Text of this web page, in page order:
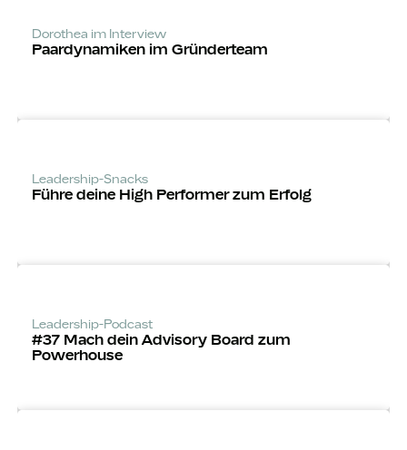
Dorothea im Interview
Paardynamiken im Gründerteam
Leadership-Snacks
Führe deine High Performer zum Erfolg
Leadership-Podcast
#37 Mach dein Advisory Board zum
Powerhouse